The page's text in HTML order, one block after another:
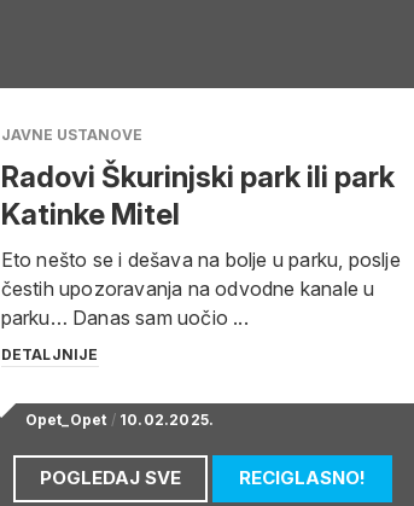
JAVNE USTANOVE
Radovi Škurinjski park ili park
Katinke Mitel
Eto nešto se i dešava na bolje u parku, poslje
čestih upozoravanja na odvodne kanale u
parku… Danas sam uočio ...
DETALJNIJE
Opet_Opet / 10.02.2025.
POGLEDAJ SVE RECIGLASNO!